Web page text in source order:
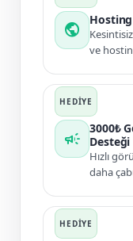
public
ve
campaign
3000₺
Desteği
Hızlı
daha